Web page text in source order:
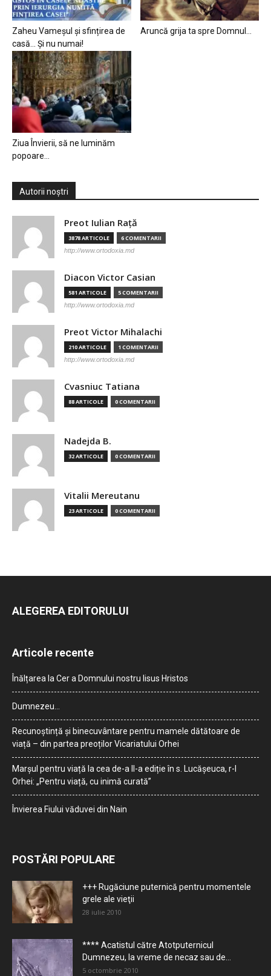
Zaheu Vameșul și sfințirea de
casă… Și nu numai!
Aruncă grija ta spre Domnul…
Ziua Învierii, să ne luminăm
popoare…
Autorii noștri
Preot Iulian Raţă
3878 ARTICOLE 6 COMENTARII
http://www.ortodoxia.md
Diacon Victor Casian
581 ARTICOLE 5 COMENTARII
http://www.ortodoxia.md
Preot Victor Mihalachi
210 ARTICOLE 1 COMENTARII
http://www.ortodoxia.md
Cvasniuc Tatiana
88 ARTICOLE 0 COMENTARII
Nadejda B.
32 ARTICOLE 0 COMENTARII
Vitalii Mereutanu
23 ARTICOLE 0 COMENTARII
ALEGEREA EDITORULUI
Articole recente
Înălțarea la Cer a Domnului nostru Iisus Hristos
Dumnezeu…
Recunoștință și binecuvântare pentru mamele dătătoare de
viață – din partea preoților Vicariatului Orhei
Marșul pentru viață la cea de-a II-a ediție în s. Lucășeuca, r-l
Orhei: „Pentru viață, cu inimă curată”
Învierea Fiului văduvei din Nain
POSTĂRI POPULARE
+++ Rugăciune puternică pentru momentele
grele ale vieţii
28 iulie 2010
**** Acatistul către Atotputernicul
Dumnezeu, la vreme de necaz sau de...
5 octombrie 2010